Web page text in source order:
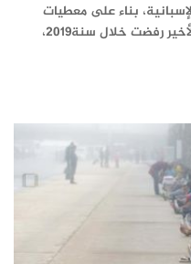
بناء على معطيات
للأمن البحري الاسباني، أن عناصر هذا الأخير رفضت خلال سنة2019،